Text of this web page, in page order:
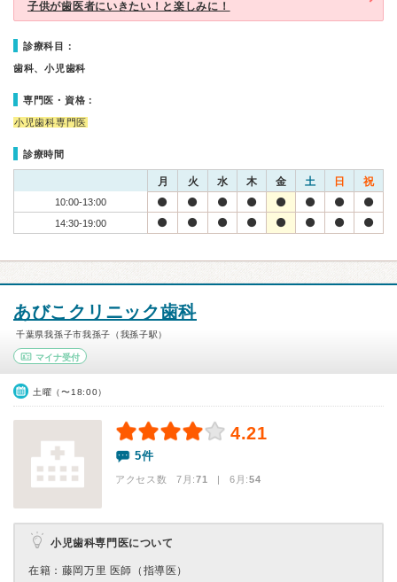
子供が歯医者にいきたい！と楽しみに！
診療科目：
歯科、小児歯科
専門医・資格：
小児歯科専門医
診療時間
月 火 水 木 金 土 日 祝
10:00-13:00
14:30-19:00
あびこクリニック歯科
千葉県我孫子市我孫子（我孫子駅）
マイナ受付
土曜（〜18:00）
4.21
5件
アクセス数 7月:71 | 6月:54
小児歯科専門医について
在籍：藤岡万里 医師（指導医）